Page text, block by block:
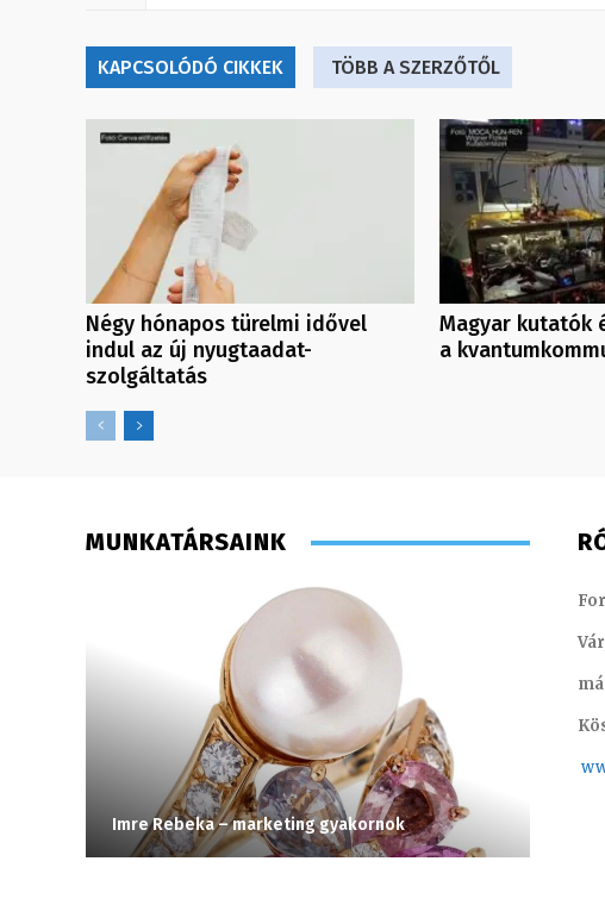
KAPCSOLÓDÓ CIKKEK TÖBB A SZERZŐTŐL
Négy hónapos türelmi idővel
indul az új nyugtaadat-
szolgáltatás
Magyar kutatók
a
MUNKATÁRSAINK
Imre Rebeka – marketing gyakornok